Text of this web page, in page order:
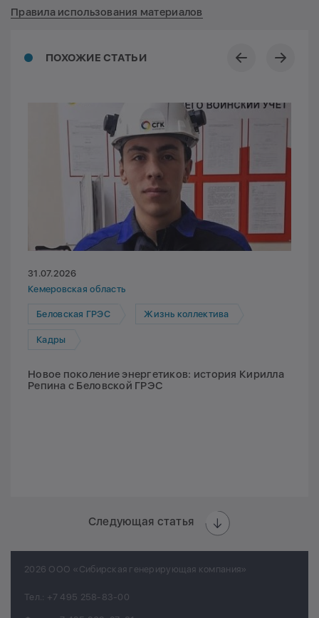
ПОХОЖИЕ СТАТЬИ
31.07.2026
Кемеровская область
Беловская ГРЭС Жизнь коллектива
Кадры
Новое поколение энергетиков: история Кирилла
Репина с Беловской ГРЭС
Следующая статья
Правила использования материалов
2026 ООО «Сибирская генерирующая компания»
Тел.: +7 495 258-83-00